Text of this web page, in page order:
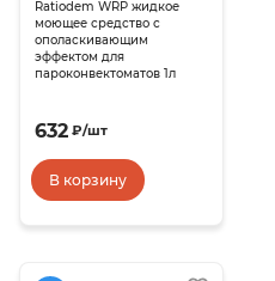
Ratiodem WRP жидкое
моющее средство с
ополаскивающим
эффектом для
пароконвектоматов 1л
632 ₽/шт
В корзину